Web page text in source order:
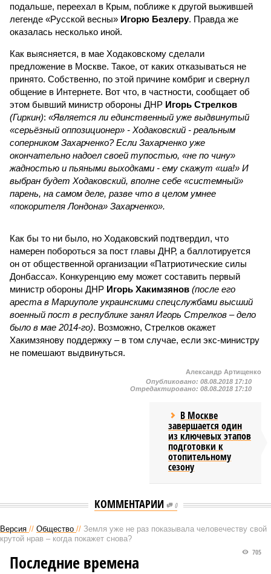
подальше, переехал в Крым, поближе к другой выжившей
легенде «Русской весны» Игорю Безлеру. Правда же
оказалась несколько иной.
Как выясняется, в мае Ходаковскому сделали
предложение в Москве. Такое, от каких отказываться не
принято. Собственно, по этой причине комбриг и свернул
общение в Интернете. Вот что, в частности, сообщает об
этом бывший министр обороны ДНР Игорь Стрелков
(Гиркин): «Является ли единственный уже выдвинутый
«серьёзный оппозиционер» - Ходаковский - реальным
соперником Захарченко? Если Захарченко уже
окончательно надоел своей тупостью, «не по чину»
жадностью и пьяными выходками - ему скажут «ша!» И
выбран будет Ходаковский, вполне себе «системный»
парень, на самом деле, разве что в целом умнее
«покорителя Лондона» Захарченко».
Как бы то ни было, но Ходаковский подтвердил, что
намерен побороться за пост главы ДНР, а баллотируется
он от общественной организации «Патриотические силы
Донбасса». Конкуренцию ему может составить первый
министр обороны ДНР Игорь Хакимзянов (после его
ареста в Мариуполе украинскими спецслужбами высший
военный пост в республике занял Игорь Стрелков – дело
было в мае 2014-го). Возможно, Стрелков окажет
Хакимзянову поддержку – в том случае, если экс-министру
не помешают выдвинуться.
Александр Артищенко
Опубликовано: 08.08.2018 17:10
Отредактировано: 08.08.2018 17:10
В Москве
завершается один
из ключевых этапов
подготовки к
отопительному
сезону
КОММЕНТАРИИ 0
Версия // Общество // Земля уже не раз показывала человечеству свой
крутой нрав – когда покажет снова?
705
Последние времена